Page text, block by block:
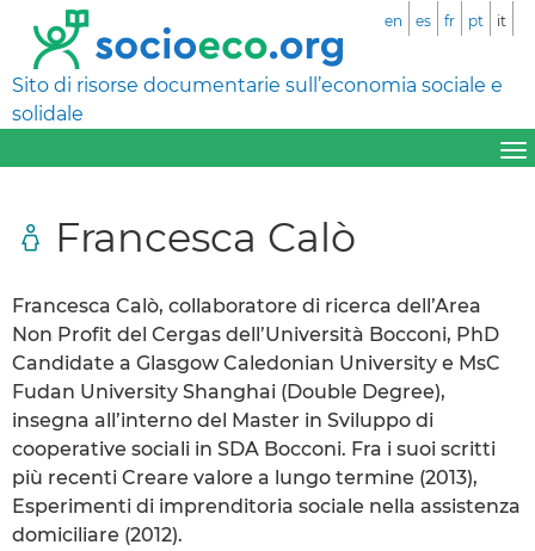
Sito di risorse documentarie sull’economia sociale e
solidale
en es fr pt it
Francesca Calò
Francesca Calò, collaboratore di ricerca dell’Area
Non Profit del Cergas dell’Università Bocconi, PhD
Candidate a Glasgow Caledonian University e MsC
Fudan University Shanghai (Double Degree),
insegna all’interno del Master in Sviluppo di
cooperative sociali in SDA Bocconi. Fra i suoi scritti
più recenti Creare valore a lungo termine (2013),
Esperimenti di imprenditoria sociale nella assistenza
domiciliare (2012).